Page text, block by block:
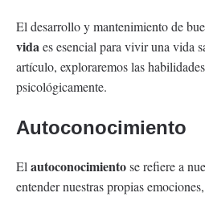
El desarrollo y mantenimiento de
vidaes esencial para vivir una vida
artículo, exploraremos las
psicológicamente.
Autoconocimiento
El autoconocimientose refiere a
entender nuestras propias